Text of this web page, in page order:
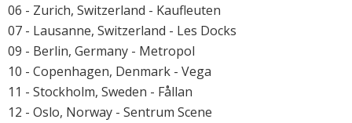
06 - Zurich, Switzerland - Kaufleuten
07 - Lausanne, Switzerland - Les Docks
09 - Berlin, Germany - Metropol
10 - Copenhagen, Denmark - Vega
11 - Stockholm, Sweden - Fållan
12 - Oslo, Norway - Sentrum Scene